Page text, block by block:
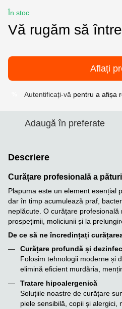
În stoc
Vă rugăm să
Aflați
Autentificați-vă pentru a afișa
Adaugă în preferate
Descriere
Curățare profesională a
Plapuma este un element esențial
dar în timp acumulează praf,
neplăcute. O curățare
prospețimii, moliciunii și la
De ce să ne încredințați
Curățare profundă și
Folosim tehnologii moderne și
elimină eficient murdăria,
Tratare hipoalergenică
Soluțiile noastre de curățare
piele sensibilă, copii și alergici,